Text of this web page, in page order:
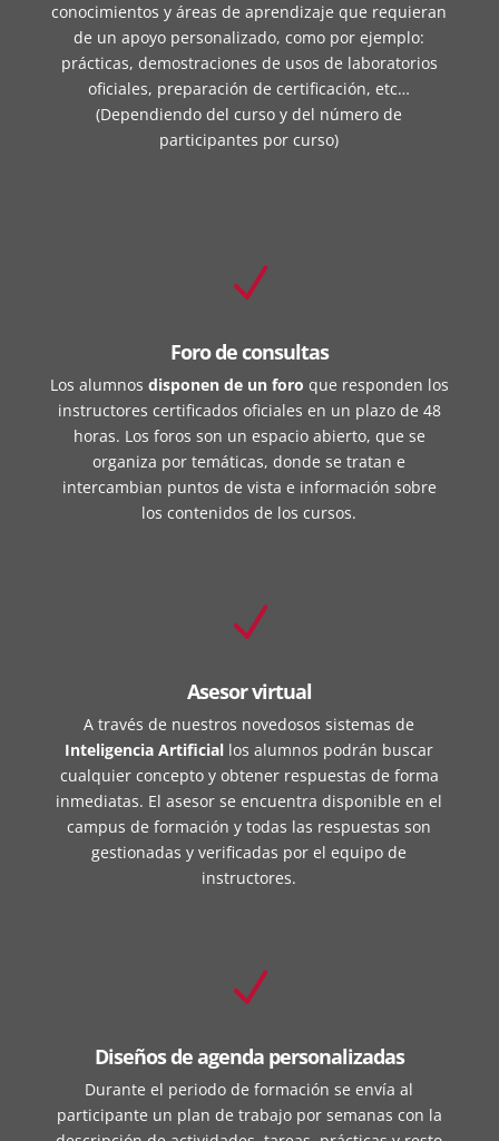
conocimientos y áreas de aprendizaje que requieran
de un apoyo personalizado, como por ejemplo:
prácticas, demostraciones de usos de laboratorios
oficiales, preparación de certificación, etc…
(Dependiendo del curso y del número de
participantes por curso)
N
Foro de consultas
Los alumnos disponen de un foro que responden los
instructores certificados oficiales en un plazo de 48
horas. Los foros son un espacio abierto, que se
organiza por temáticas, donde se tratan e
intercambian puntos de vista e información sobre
los contenidos de los cursos.
N
Asesor virtual
A través de nuestros novedosos sistemas de
Inteligencia Artificial los alumnos podrán buscar
cualquier concepto y obtener respuestas de forma
inmediatas. El asesor se encuentra disponible en el
campus de formación y todas las respuestas son
gestionadas y verificadas por el equipo de
instructores.
N
Diseños de agenda personalizadas
Durante el periodo de formación se envía al
participante un plan de trabajo por semanas con la